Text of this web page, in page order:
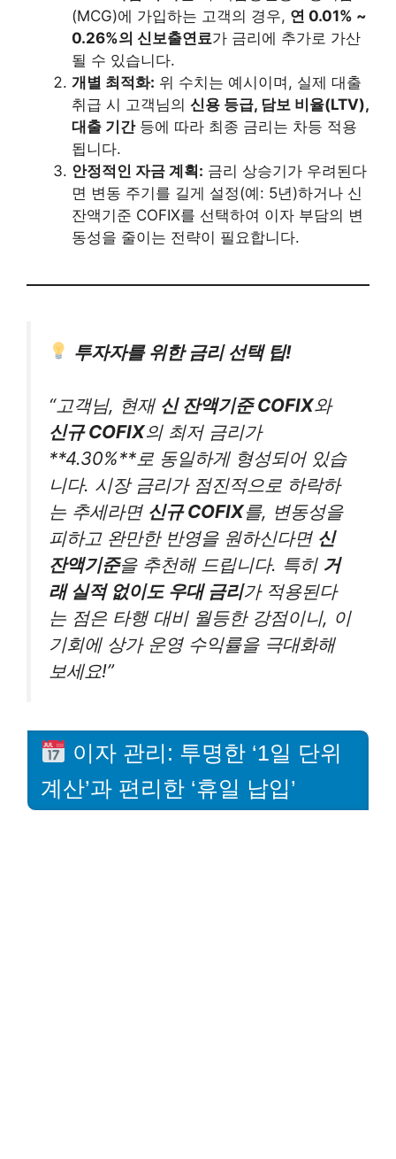
(MCG)에 가입하는 고객의 경우, 연 0.01% ~
0.26%의 신보출연료가 금리에 추가로 가산
될 수 있습니다.
개별 최적화: 위 수치는 예시이며, 실제 대출
취급 시 고객님의 신용 등급, 담보 비율(LTV),
대출 기간등에 따라 최종 금리는 차등 적용
됩니다.
안정적인 자금 계획: 금리 상승기가 우려된다
면 변동 주기를 길게 설정(예: 5년)하거나 신
잔액기준 COFIX를 선택하여 이자 부담의 변
동성을 줄이는 전략이 필요합니다.
투자자를 위한 금리 선택 팁!
“고객님, 현재 신 잔액기준 COFIX와
신규 COFIX의 최저 금리가
**4.30%**로 동일하게 형성되어 있습
니다. 시장 금리가 점진적으로 하락하
는 추세라면 신규 COFIX를, 변동성을
피하고 완만한 반영을 원하신다면 신
잔액기준을 추천해 드립니다. 특히 거
래 실적 없이도 우대 금리가 적용된다
는 점은 타행 대비 월등한 강점이니, 이
기회에 상가 운영 수익률을 극대화해
보세요!”
이자 관리: 투명한 ‘1일 단위
계산’과 편리한 ‘휴일 납입’